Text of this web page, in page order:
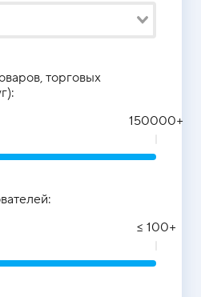
на 1С
из
торговых
150000+
≤ 100+